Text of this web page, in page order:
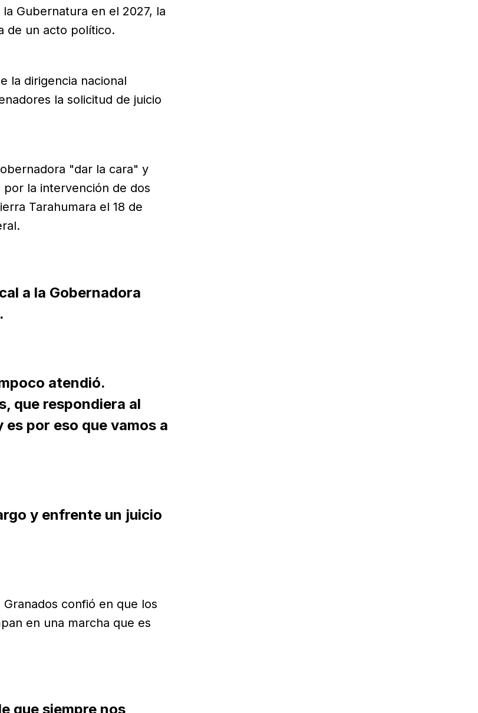
Gubernatura en el 2027, la
de un acto político.
la dirigencia nacional
la solicitud de juicio
"dar la cara" y
la intervención de dos
Tarahumara el 18 de
a la Gobernadora
atendió.
que respondiera al
por eso que vamos a
y enfrente un juicio
confió en que los
en una marcha que es
que siempre nos